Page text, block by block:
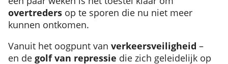
overtreders op te sporen die nu niet meer
kunnen ontkomen.
Vanuit het oogpunt van verkeersveiligheid –
en de golf van repressie die zich geleidelijk op